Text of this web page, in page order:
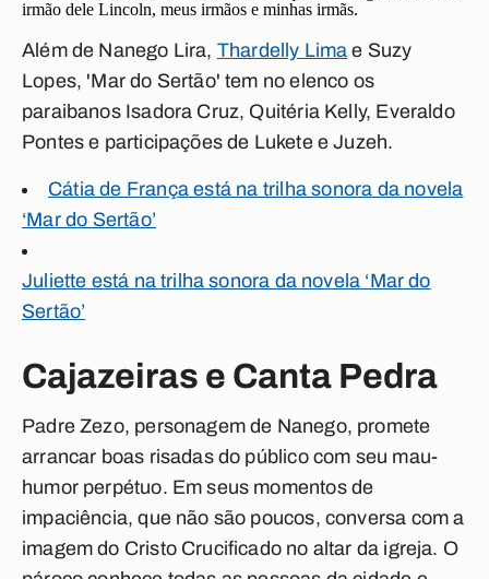
irmão dele Lincoln, meus irmãos e minhas irmãs.
Além de Nanego Lira, Thardelly Lima e Suzy
Lopes, 'Mar do Sertão' tem no elenco os
paraibanos Isadora Cruz, Quitéria Kelly, Everaldo
Pontes e participações de Lukete e Juzeh.
Cátia de França está na trilha sonora da novela
‘Mar do Sertão’
Juliette está na trilha sonora da novela ‘Mar do
Sertão’
Cajazeiras e Canta Pedra
Padre Zezo, personagem de Nanego, promete
arrancar boas risadas do público com seu mau-
humor perpétuo. Em seus momentos de
impaciência, que não são poucos, conversa com a
imagem do Cristo Crucificado no altar da igreja. O